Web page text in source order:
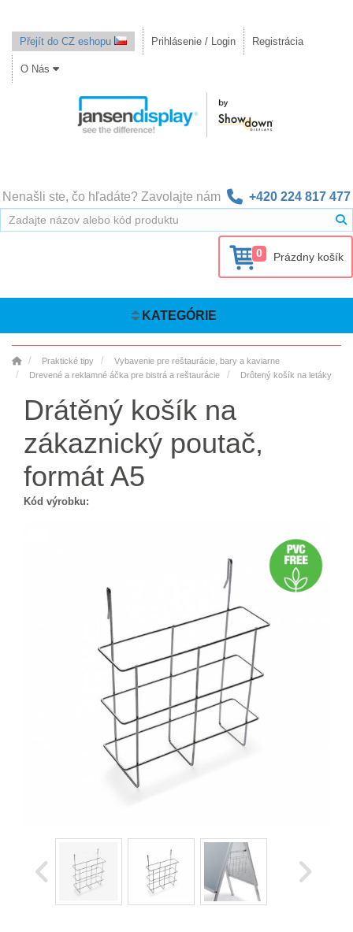
Přejít do CZ eshopu Prihlásenie / Login Registrácia
O Nás
Nenašli ste, čo hľadáte? Zavolajte nám +420 224 817 477
0 Prázdny košík
KATEGÓRIE
Praktické tipy
Vybavenie pre reštaurácie, bary a kaviarne
Drevené a reklamné áčka pre bistrá a reštaurácie
Drôtený košík na letáky
Drátěný košík na
zákaznický poutač,
formát A5
Kód výrobku: